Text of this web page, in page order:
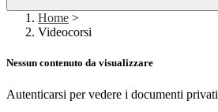
Home >
Videocorsi
Nessun contenuto da visualizzare
Autenticarsi per vedere i documenti privati